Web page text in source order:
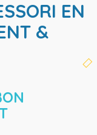
EN
&